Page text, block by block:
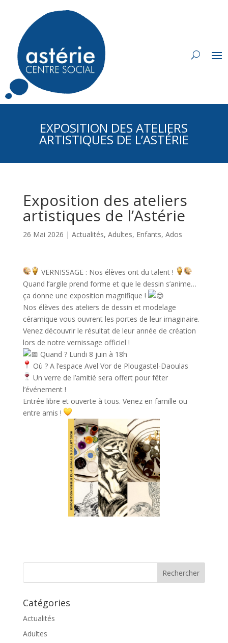
EXPOSITION DES ATELIERS
ARTISTIQUES DE L’ASTÉRIE
Exposition des ateliers
artistiques de l’Astérie
26 Mai 2026 | Actualités, Adultes, Enfants, Ados
VERNISSAGE : Nos élèves ont du talent !
Quand l’argile prend forme et que le dessin s’anime…
ça donne une exposition magnifique !
Nos élèves des ateliers de dessin et modelage
céramique vous ouvrent les portes de leur imaginaire.
Venez découvrir le résultat de leur année de création
lors de notre vernissage officiel !
Quand ? Lundi 8 juin à 18h
Où ? A l’espace Avel Vor de Plougastel-Daoulas
Un verre de l’amitié sera offert pour fêter
l’événement !
Entrée libre et ouverte à tous. Venez en famille ou
entre amis !
Catégories
Actualités
Adultes